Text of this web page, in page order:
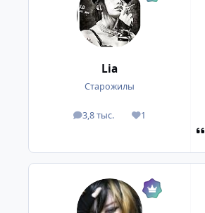
Lia
Старожилы
3,8 тыс.
посты 1
Репутация